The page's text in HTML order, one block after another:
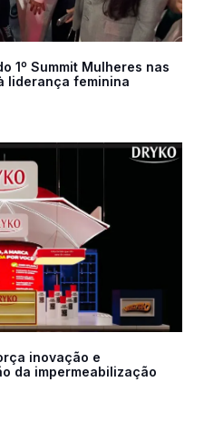
1º Summit Mulheres nas
liderança feminina
inovação e
da impermeabilização